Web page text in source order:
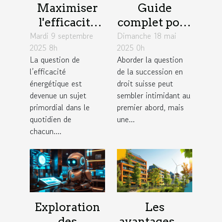
Maximiser
l'efficacité
énergétique :
astuces pour
réduire votre
facture
Mardi 9 septembre
2025 8h
La question de
l’efficacité
énergétique est
devenue un sujet
primordial dans le
quotidien de
chacun....
Guide
complet pour
comprendre
et planifier
sa succession
en droit
suisse
Dimanche 18 mai
2025 0h
Aborder la question
de la succession en
droit suisse peut
sembler intimidant au
premier abord, mais
une...
Exploration
Les